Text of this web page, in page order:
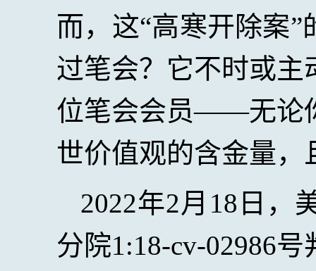
而，这“高寒开除案
过笔会？它不时或
位笔会会员——无论
世价值观的含金量，
2022年2月 18 日，
分院1:18-cv-02986号